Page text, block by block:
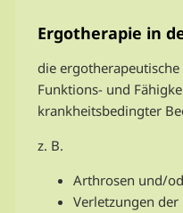
Ergotherapie in
die
Funktions- und
krankheitsbedingter
z. B.
Arthrosen und/
Verletzungen der